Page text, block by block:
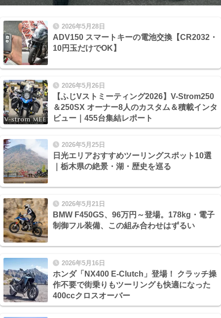
2026年5月28日
ADV150 スマートキーの電池交換【CR2032・
10円玉だけでOK】
2026年5月26日
【ふじVストミーティング2026】V-Strom250
＆250SX オーナー8人のカスタム＆積載インタ
ビュー｜455台集結レポート
2026年5月25日
日光エリアおすすめツーリングスポット10選
｜栃木県の絶景・湖・歴史を巡る
2026年5月21日
BMW F450GS、96万円～登場。178kg・電子
制御フル装備、この組み合わせはずるい
2026年5月16日
ホンダ「NX400 E-Clutch」登場！ クラッチ操
作不要で街乗りもツーリングも快適になった
400ccクロスオーバー